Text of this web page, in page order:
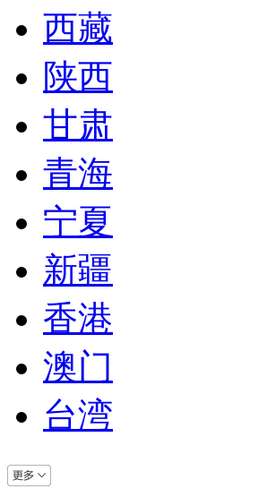
西藏
陕西
甘肃
青海
宁夏
新疆
香港
澳门
台湾